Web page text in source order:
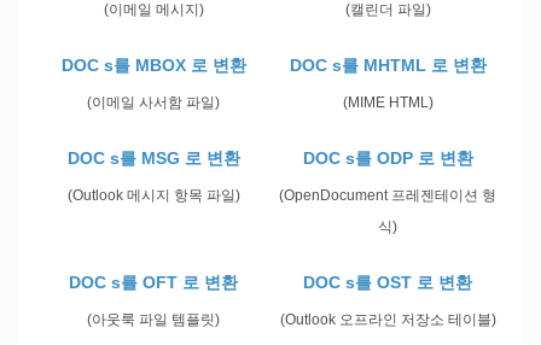
(이메일 메시지) (캘린더 파일)
DOC s를 MBOX 로 변환
(이메일 사서함 파일)
DOC s를 MHTML 로 변환
(MIME HTML)
DOC s를 MSG 로 변환
(Outlook 메시지 항목 파일)
DOC s를 ODP 로 변환
(OpenDocument 프레젠테이션 형
식)
DOC s를 OFT 로 변환
(아웃룩 파일 템플릿)
DOC s를 OST 로 변환
(Outlook 오프라인 저장소 테이블)